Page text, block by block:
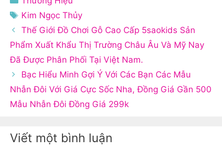
mục
Thẻ
Kim Ngọc Thủy
Thế Giới Đồ Chơi Gỗ Cao Cấp 5saokids Sản
Phẩm Xuất Khẩu Thị Trường Châu Âu Và Mỹ Nay
Đã Được Phân Phối Tại Việt Nam.
Bạc Hiểu Minh Gợi Ý Với Các Bạn Các Mẫu
Nhẫn Đôi Với Giá Cực Sốc Nha, Đồng Giá Gần 500
Mẫu Nhẫn Đôi Đồng Giá 299k
Viết một bình luận